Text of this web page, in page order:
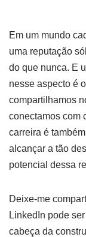
Em um mundo
uma reputação
do que nunca. E
nesse aspecto é
compartilhamos
conectamos com
carreira é
alcançar a tão
potencial dessa
Deixe-me
LinkedIn pode
cabeça da